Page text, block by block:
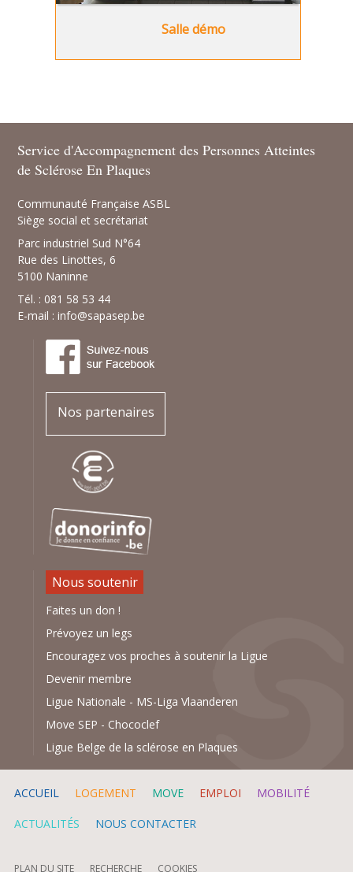
Salle démo
Service d'Accompagnement des Personnes Atteintes
de Sclérose En Plaques
Communauté Française ASBL
Siège social et secrétariat
Parc industriel Sud N°64
Rue des Linottes, 6
5100 Naninne
Tél. : 081 58 53 44
E-mail :info@sapasep.be
Nos partenaires
Nous soutenir
Faites un don !
Prévoyez un legs
Encouragez vos proches à soutenir la Ligue
Devenir membre
Ligue Nationale - MS-Liga Vlaanderen
Move SEP - Chococlef
Ligue Belge de la sclérose en Plaques
ACCUEIL LOGEMENT MOVE EMPLOI MOBILITÉ
ACTUALITÉS NOUS CONTACTER
PLAN DU SITE RECHERCHE COOKIES